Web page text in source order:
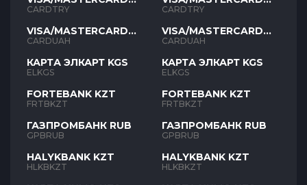
TYR
CARDTRY
VISA/MASTERCARD
UAH
CARDUAH
КАРТА ЭЛКАРТ KGS
ELKGS
FORTEBANK KZT
FRTBKZT
ГАЗПРОМБАНК RUB
GPBRUB
HALYKBANK KZT
HLKBKZT
TYR
CARDTRY
VISA/MASTERCARD
UAH
CARDUAH
КАРТА ЭЛКАРТ KGS
ELKGS
FORTEBANK KZT
FRTBKZT
ГАЗПРОМБАНК RUB
GPBRUB
HALYKBANK KZT
HLKBKZT